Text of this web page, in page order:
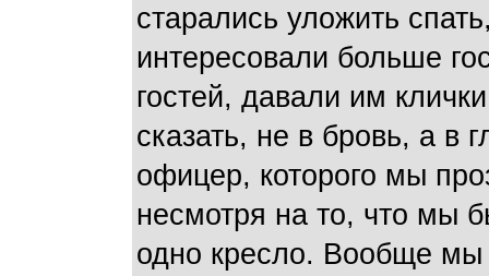
старались уложить
интересовали больше
гостей, давали им
сказать, не в бровь, а в
офицер, которого мы
несмотря на то, что мы
одно кресло. Вообще мы